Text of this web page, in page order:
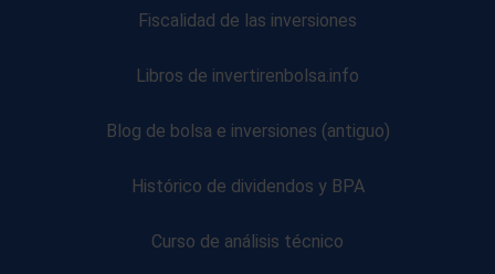
Fiscalidad de las inversiones
Libros de invertirenbolsa.info
Blog de bolsa e inversiones (antiguo)
Histórico de dividendos y BPA
Curso de análisis técnico